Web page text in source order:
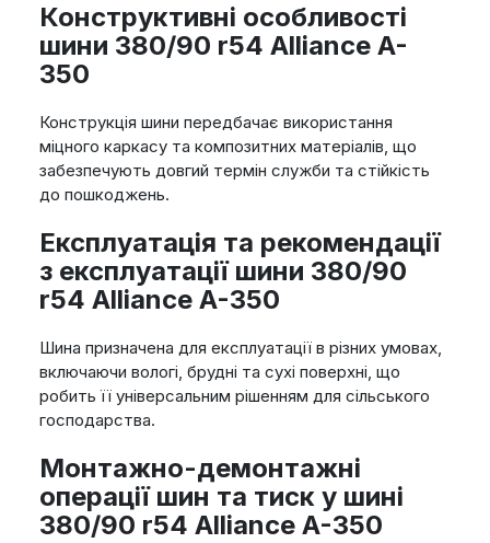
Конструктивні особливості
шини 380/90 r54 Alliance A-
350
Конструкція шини передбачає використання
міцного каркасу та композитних матеріалів, що
забезпечують довгий термін служби та стійкість
до пошкоджень.
Експлуатація та рекомендації
з експлуатації шини 380/90
r54 Alliance A-350
Шина призначена для експлуатації в різних умовах,
включаючи вологі, брудні та сухі поверхні, що
робить її універсальним рішенням для сільського
господарства.
Монтажно-демонтажні
операції шин та тиск у шині
380/90 r54 Alliance A-350